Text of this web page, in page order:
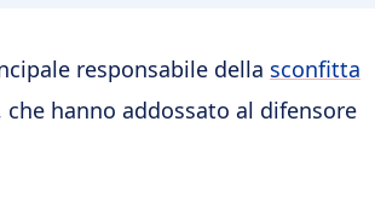
responsabile della sconfitta
che hanno addossato al difensore